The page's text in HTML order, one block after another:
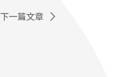
下一篇文章